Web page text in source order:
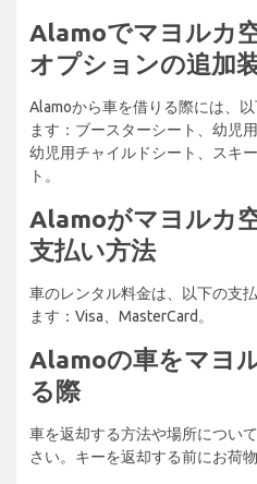
Alamoでマヨルカ
オプションの追加
Alamoから車を借りる際には、
ます：ブースターシート、幼児
幼児用チャイルドシート、スキ
ト。
Alamoがマヨルカ
支払い方法
車のレンタル料金は、以下の支
ます：Visa、MasterCard。
Alamoの車をマヨ
る際
車を返却する方法や場所につい
さい。キーを返却する前にお荷